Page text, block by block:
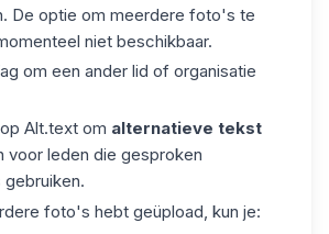
De optie om meerdere foto's te
niet beschikbaar.
om een ander lid of organisatie
Alt.text om alternatieve tekst
voor leden die gesproken
foto's hebt geüpload, kun je: